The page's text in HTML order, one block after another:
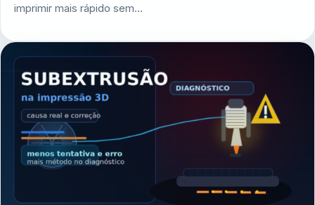
imprimir mais rápido sem…